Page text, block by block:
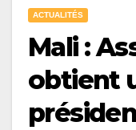
ACTUALITÉS
Mali :
obtient